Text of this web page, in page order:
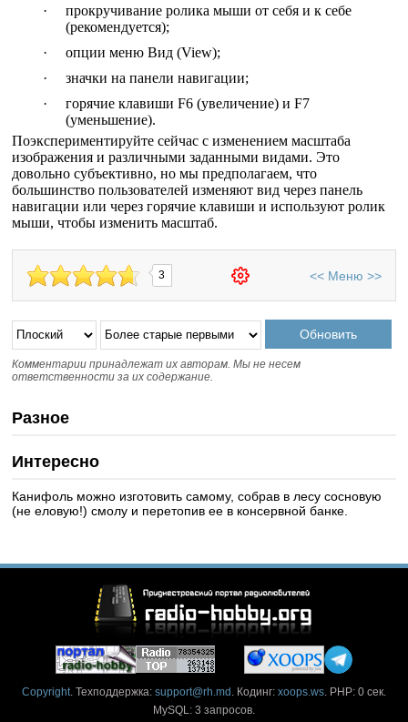
·
прокручивание ролика мыши от себя и к себе
(рекомендуется);
·
опции меню Вид (View);
·
значки на панели навигации;
·
горячие клавиши F6 (увеличение) и F7
(уменьшение).
Поэкспериментируйте сейчас с изменением масштаба
изображения и различными заданными видами. Это
довольно субъективно, но мы предполагаем, что
большинство пользователей изменяют вид через панель
навигации или через горячие клавиши и используют ролик
мыши, чтобы изменить масштаб.
3 << Меню >>
Комментарии принадлежат их авторам. Мы не несем
ответственности за их содержание.
Разное
Интересно
Канифоль можно изготовить самому, собрав в лесу сосновую
(не еловую!) смолу и перетопив ее в консервной банке.
Copyright. Техподдержка: support@rh.md . Кодинг: xoops.ws. PHP: 0 сек.
MySQL: 3 запросов.